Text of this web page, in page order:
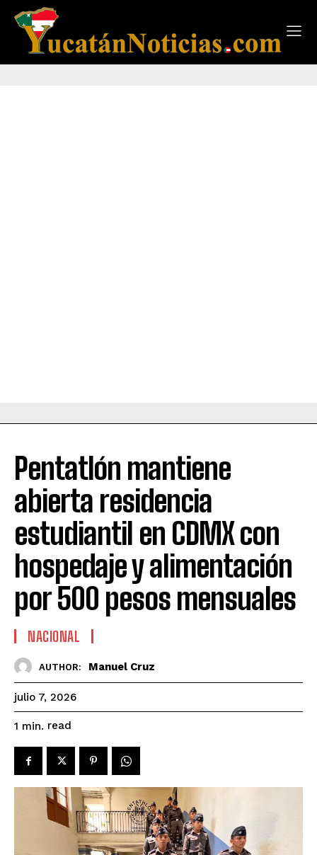
Pentatlón mantiene
abierta residencia
estudiantil en CDMX con
hospedaje y alimentación
por 500 pesos mensuales
NACIONAL
AUTHOR: Manuel Cruz
julio 7, 2026
1 min. read